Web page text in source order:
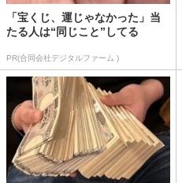
「宝くじ、運じゃなかった」当
たる人は“同じこと”してる
PR(合同会社デジタルファーム )